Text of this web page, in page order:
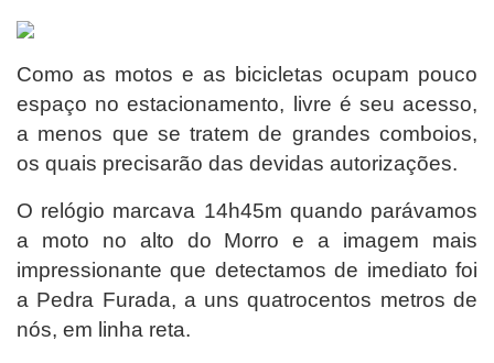
Como as motos e as bicicletas ocupam pouco
espaço no estacionamento, livre é seu acesso,
a menos que se tratem de grandes comboios,
os quais precisarão das devidas autorizações.
O relógio marcava 14h45m quando parávamos
a moto no alto do Morro e a imagem mais
impressionante que detectamos de imediato foi
a Pedra Furada, a uns quatrocentos metros de
nós, em linha reta.